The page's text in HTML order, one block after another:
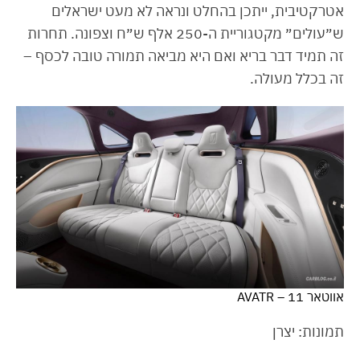
אטרקטיבית, ייתכן בהחלט ונראה לא מעט ישראלים
ש״עולים״ מקטגוריית ה-250 אלף ש״ח וצפונה. תחרות
זה תמיד דבר בריא ואם היא מביאה תמורה טובה לכסף –
זה בכלל מעולה.
אווטאר 11 – AVATR
תמונות: יצרן